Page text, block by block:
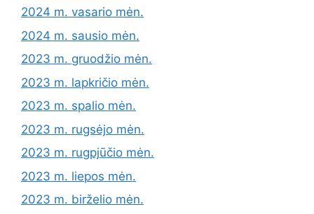
2024 m. vasario mėn.
2024 m. sausio mėn.
2023 m. gruodžio mėn.
2023 m. lapkričio mėn.
2023 m. spalio mėn.
2023 m. rugsėjo mėn.
2023 m. rugpjūčio mėn.
2023 m. liepos mėn.
2023 m. birželio mėn.